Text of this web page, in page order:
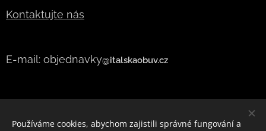
Kontaktujte nás
E-mail: objednavky@italskaobuv.cz
Používáme cookies, abychom zajistili správné fungování a